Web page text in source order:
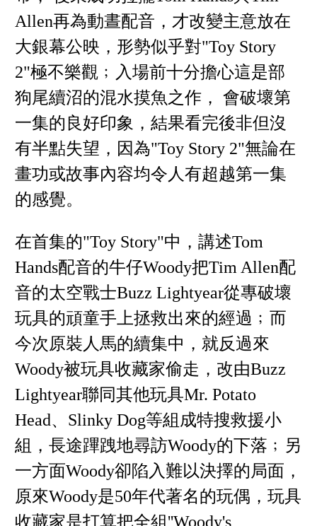
Allen再為動晝配音，才改變主意放在
大銀幕公映，形勢似乎對"Toy Story
2"極不樂觀﹔入場前十分擔心這是部
狗尾續沼的混水摸魚之作， 會破壞第
一集的良好印象，結果看完後非但沒
有半點失望，因為"Toy Story 2"無論在
畫功或故事內容均令人有超越第一集
的感覺。
在首集的"Toy Story"中，講述Tom
Hands配音的牛仔Woody把Tim Allen配
音的太空戰士Buzz Lightyear從專破壞
玩具的頑童手上拯救出來的經過﹔而
今次原裝人馬的續集中，就反過來
Woody被玩具收藏家偷走，改由Buzz
Lightyear聯同其他玩具Mr. Potato
Head、Slinky Dog等組成特搜救援小
組，長途蹕跩地尋訪Woody的下落﹔另
一方面Woody卻陷入難以決擇的局面，
原來Woody是50年代著名的玩偶，玩具
收藏家是打算把全組''Woody's